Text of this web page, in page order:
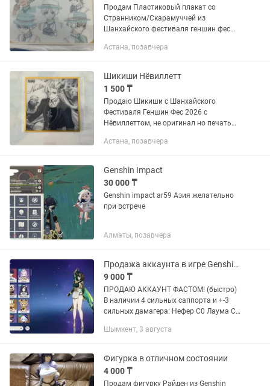
Продам Пластиковый плакат со
Странником/Скарамуччей из
Шанхайского фестиваля геншин фес
мерч Город Астана, самовывоз либо
Астана, позавчера
Шикиши Нёвиллетт
1 500 ₸
Продаю Шикиши с Шанхайского
Фестиваля Геншин Фес 2026 с
Нёвиллеттом, не оригинал но печать
Impact Neuvillette Геншин импакт Город
Астана, позавчера
Genshin Impact
30 000 ₸
Genshin impact ar59 Азия желательно
при встрече
Алматы, позавчера
Продажа аккаунта в игре Genshin Impact
9 000 ₸
ПРОДАЮ АККАУНТ ФАСТОМ! (быстро)
В наличии 4 сильных саппорта и +-3
сильных дамагера: Нефер С0 Лаума С0
Флев сандлер Шилонен С0 Р1 сигнал
Шымкент, 3 августа
Фигурка в отличном состоянии
4 000 ₸
Продам фигурку Райден из Genshin